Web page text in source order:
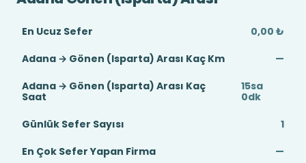
En Ucuz Sefer
0,00 ₺
Adana → Gönen (Isparta) Arası Kaç Km
—
Adana → Gönen (Isparta) Arası Kaç
Saat
15sa
0dk
Günlük Sefer Sayısı
1
En Çok Sefer Yapan Firma
—